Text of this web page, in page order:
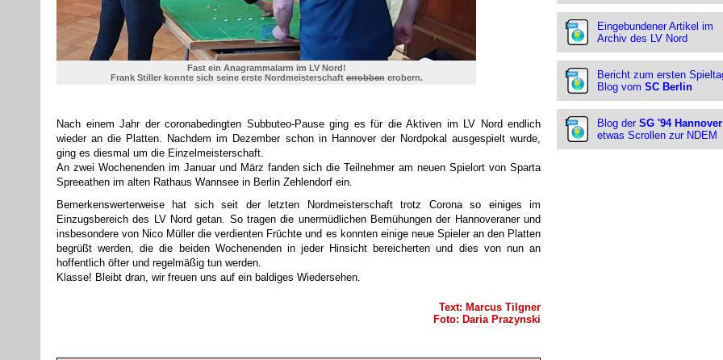
Fast ein Anagrammalarm im LV Nord!
Frank Stiller konnte sich seine erste Nordmeisterschafterrobbenerobern.
Nach einem Jahr der coronabedingten Subbuteo-Pause ging es für die Aktiven im LV Nord endlich
wieder an die Platten. Nachdem im Dezember schon in Hannover der Nordpokal ausgespielt wurde,
ging es diesmal um die Einzelmeisterschaft.
An zwei Wochenenden im Januar und März fanden sich die Teilnehmer am neuen Spielort von Sparta
Spreeathen im alten Rathaus Wannsee in Berlin Zehlendorf ein.
Bemerkenswerterweise hat sich seit der letzten Nordmeisterschaft trotz Corona so einiges im
Einzugsbereich des LV Nord getan. So tragen die unermüdlichen Bemühungen der Hannoveraner und
insbesondere von Nico Müller die verdienten Früchte und es konnten einige neue Spieler an den Platten
begrüßt werden, die die beiden Wochenenden in jeder Hinsicht bereicherten und dies von nun an
hoffentlich öfter und regelmäßig tun werden.
Klasse! Bleibt dran, wir freuen uns auf ein baldiges Wiedersehen.
Text: Marcus Tilgner
Foto: Daria Prazynski
Eingebundener Artikel im
Archiv des LV Nord
Bericht zum ersten
Blog vom SC Berlin
Blog der SG '94 Hannover
etwas Scrollen zur NDEM